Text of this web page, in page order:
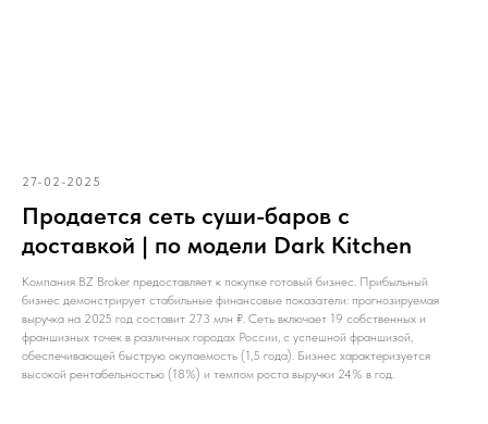
27-02-2025
Продается сеть суши-баров с
доставкой | по модели Dark Kitchen
Компания ВZ Broker предоставляет к покупке готовый бизнес. Прибыльный
бизнес демонстрирует стабильные финансовые показатели: прогнозируемая
выручка на 2025 год составит 273 млн ₽. Сеть включает 19 собственных и
франшизных точек в различных городах России, с успешной франшизой,
обеспечивающей быструю окупаемость (1,5 года). Бизнес характеризуется
высокой рентабельностью (18%) и темпом роста выручки 24% в год.